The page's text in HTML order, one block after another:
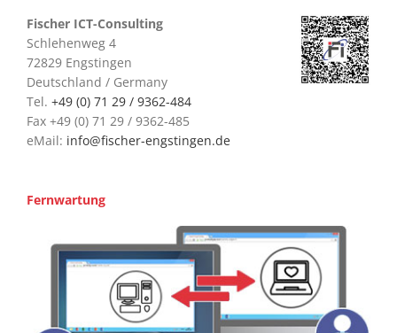
Fischer ICT-Consulting
Schlehenweg 4
72829 Engstingen
Deutschland / Germany
Tel. +49 (0) 71 29 / 9362-484
Fax +49 (0) 71 29 / 9362-485
eMail: info@fischer-engstingen.de
Fernwartung